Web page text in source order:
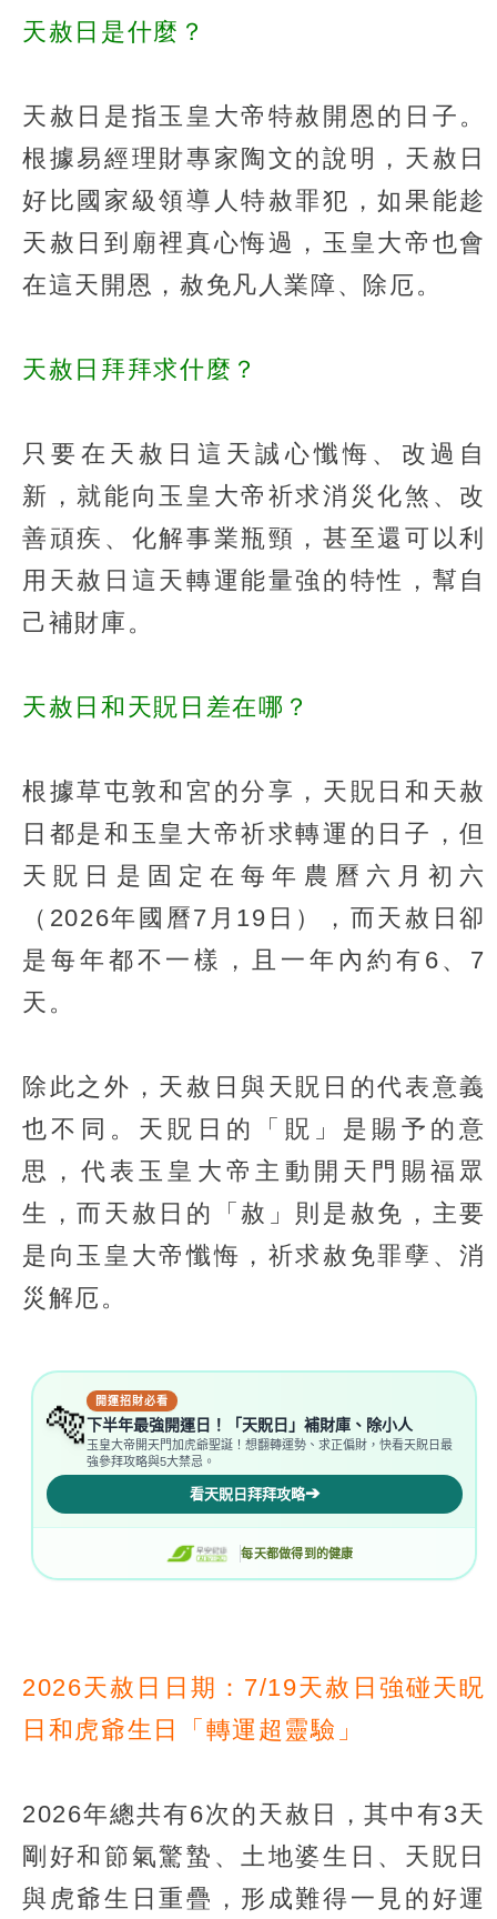
天赦日是什麼？
天赦日是指玉皇大帝特赦開恩的日子。
根據易經理財專家陶文的說明，天赦日
好比國家級領導人特赦罪犯，如果能趁
天赦日到廟裡真心悔過，玉皇大帝也會
在這天開恩，赦免凡人業障、除厄。
天赦日拜拜求什麼？
只要在天赦日這天誠心懺悔、改過自
新，就能向玉皇大帝祈求消災化煞、改
善頑疾、化解事業瓶頸，甚至還可以利
用天赦日這天轉運能量強的特性，幫自
己補財庫。
天赦日和天貺日差在哪？
根據草屯敦和宮的分享，天貺日和天赦
日都是和玉皇大帝祈求轉運的日子，但
天貺日是固定在每年農曆六月初六
（2026年國曆7月19日），而天赦日卻
是每年都不一樣，且一年內約有6、7
天。
除此之外，天赦日與天貺日的代表意義
也不同。天貺日的「貺」是賜予的意
思，代表玉皇大帝主動開天門賜福眾
生，而天赦日的「赦」則是赦免，主要
是向玉皇大帝懺悔，祈求赦免罪孽、消
災解厄。
2026天赦日日期：7/19天赦日強碰天眖
日和虎爺生日「轉運超靈驗」
2026年總共有6次的天赦日，其中有3天
剛好和節氣驚蟄、土地婆生日、天貺日
與虎爺生日重疊，形成難得一見的好運